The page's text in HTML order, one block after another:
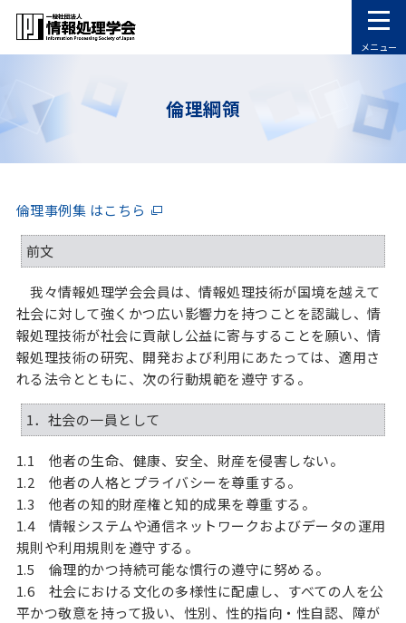
メニュー
倫理綱領
倫理事例集 はこちら
前文
我々情報処理学会会員は、情報処理技術が国境を越えて
社会に対して強くかつ広い影響力を持つことを認識し、情
報処理技術が社会に貢献し公益に寄与することを願い、情
報処理技術の研究、開発および利用にあたっては、適用さ
れる法令とともに、次の行動規範を遵守する。
1．社会の一員として
1.1 他者の生命、健康、安全、財産を侵害しない。
1.2 他者の人格とプライバシーを尊重する。
1.3 他者の知的財産権と知的成果を尊重する。
1.4 情報システムや通信ネットワークおよびデータの運用
規則や利用規則を遵守する。
1.5 倫理的かつ持続可能な慣行の遵守に努める。
1.6 社会における文化の多様性に配慮し、すべての人を公
平かつ敬意を持って扱い、性別、性的指向・性自認、障が